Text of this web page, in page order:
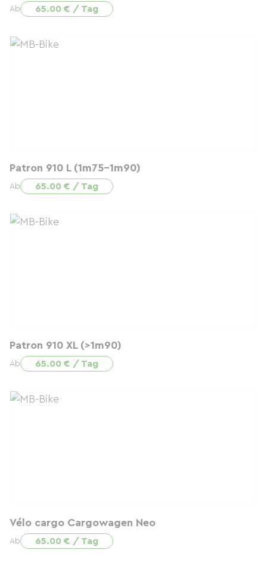
Ab 65.00 € / Tag
Patron 910 L (1m75-1m90)
Ab 65.00 € / Tag
Patron 910 XL (>1m90)
Ab 65.00 € / Tag
Vélo cargo Cargowagen Neo
Ab 65.00 € / Tag